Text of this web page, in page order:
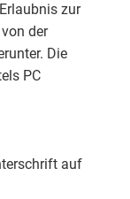
zur
der
Die
PC
auf